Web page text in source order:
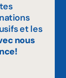
et les
nous